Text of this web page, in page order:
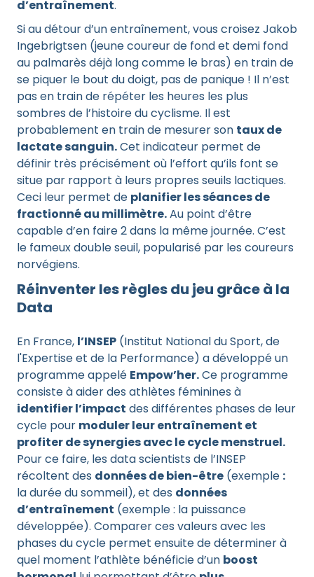
d’entraînement.
Si au détour d’un entraînement, vous croisez Jakob
Ingebrigtsen (jeune coureur de fond et demi fond
au palmarès déjà long comme le bras) en train de
se piquer le bout du doigt, pas de panique ! Il n’est
pas en train de répéter les heures les plus
sombres de l’histoire du cyclisme. Il est
probablement en train de mesurer son taux de
lactate sanguin.Cet indicateur permet de
définir très précisément où l’effort qu’ils font se
situe par rapport à leurs propres seuils lactiques.
Ceci leur permet de planifier les séances de
fractionné au millimètre.Au point d’être
capable d’en faire 2 dans la même journée. C’est
le fameux double seuil, popularisé par les coureurs
norvégiens.
Réinventer les règles du jeu grâce à la
Data
En France, l’INSEP (Institut National du Sport, de
l'Expertise et de la Performance) a développé un
programme appelé Empow’her.Ce programme
consiste à aider des athlètes féminines à
identifier l’impact des différentes phases de leur
cycle pour moduler leur entraînement et
profiter de synergies avec le cycle menstruel.
Pour ce faire, les data scientists de l’INSEP
récoltent des données de bien-être (exemple :
la durée du sommeil), et des données
d’entraînement (exemple : la puissance
développée). Comparer ces valeurs avec les
phases du cycle permet ensuite de déterminer à
quel moment l’athlète bénéficie d’un boost